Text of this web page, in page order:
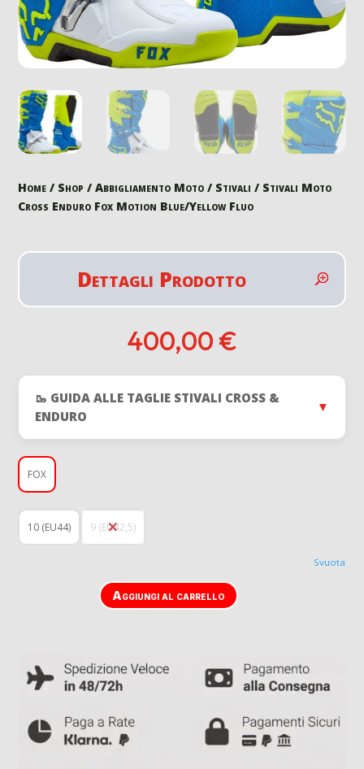
Home / Shop /Abbigliamento Moto / Stivali / Stivali Moto
Cross Enduro Fox Motion Blue/Yellow Fluo
Dettagli Prodotto
400,00 €
🥾 GUIDA ALLE TAGLIE STIVALI CROSS &
ENDURO
▼
FOX
10 (EU44) 9 (EU42,5)
Svuota
Aggiungi al carrello